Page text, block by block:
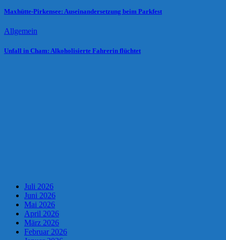
Maxhütte-Pirkensee: Auseinandersetzung beim Parkfest
Allgemein
Unfall in Cham: Alkoholisierte Fahrerin flüchtet
Juli 2026
Juni 2026
Mai 2026
April 2026
März 2026
Februar 2026